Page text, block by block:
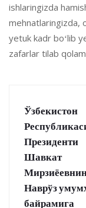
ishlaringizda
mehnatlaringizda,
yetuk kadr boʻlib
zafarlar tilab
Ўзбекистон
Президенти
Шавкат
Наврўз
байрамига